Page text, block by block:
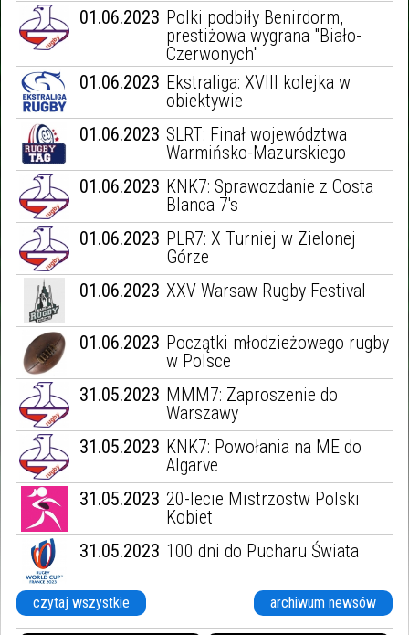
XIII Mistrzostwa
Polski Weteranów
KNK7: Wygrana na
zakończenie
Beaumont o 200-leciu
Rugby
Niespodziewany
Mistrz Polski
Kalendarium
01.06.2023 Polki podbiły Benirdorm,
prestiżowa wygrana "Biało-
Czerwonych"
01.06.2023 Ekstraliga: XVIII kolejka w
obiektywie
01.06.2023 SLRT: Finał województwa
Warmińsko-Mazurskiego
01.06.2023 KNK7: Sprawozdanie z Costa
Blanca 7's
01.06.2023 PLR7: X Turniej w Zielonej
Górze
01.06.2023 XXV Warsaw Rugby Festival
01.06.2023 Początki młodzieżowego rugby
w Polsce
31.05.2023 MMM7: Zaproszenie do
Warszawy
31.05.2023 KNK7: Powołania na ME do
Algarve
31.05.2023 20-lecie Mistrzostw Polski
Kobiet
31.05.2023 100 dni do Pucharu Świata
czytaj wszystkie archiwum newsów